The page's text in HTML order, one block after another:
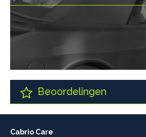
Beoordelingen
Cabrio Care